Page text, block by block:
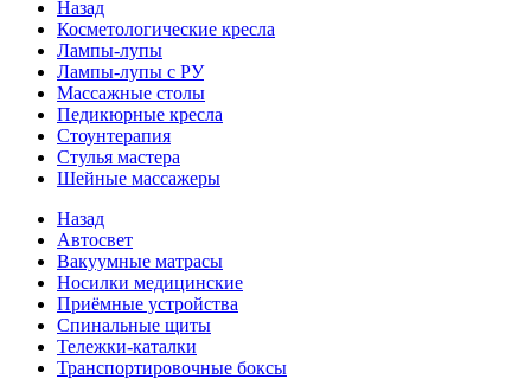
Назад
Косметологические кресла
Лампы-лупы
Лампы-лупы с РУ
Массажные столы
Педикюрные кресла
Стоунтерапия
Стулья мастера
Шейные массажеры
Назад
Автосвет
Вакуумные матрасы
Носилки медицинские
Приёмные устройства
Спинальные щиты
Тележки-каталки
Транспортировочные боксы